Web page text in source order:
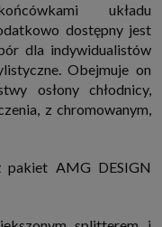
układu
dostępny jest
dla indywidualistów
Obejmuje on
osłony chłodnicy,
z chromowanym,
pakiet AMG DESIGN